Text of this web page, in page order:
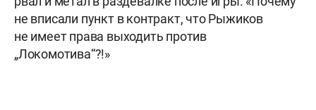
не вписали пункт в контракт, что Рыжиков
не имеет права выходить против
„Локомотива“?!»